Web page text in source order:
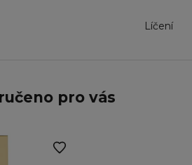
Líčení
pro vás